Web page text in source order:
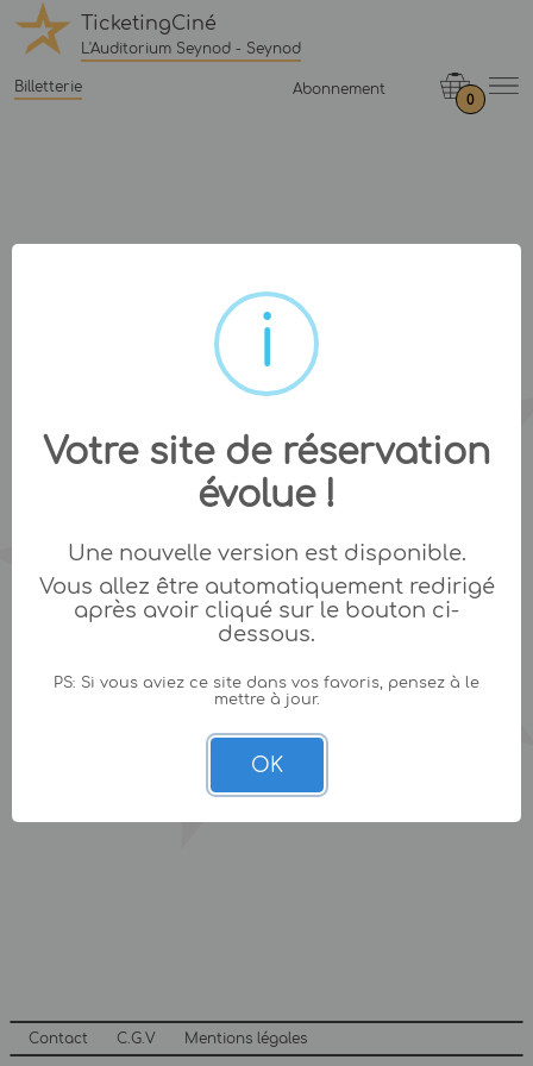
TicketingCiné
L'Auditorium Seynod - Seynod
Billetterie Abonnement
0
Contact C.G.V Mentions légales
Votre site de réservation
évolue !
Une nouvelle version est disponible.
Vous allez être automatiquement redirigé
après avoir cliqué sur le bouton ci-
dessous.
PS: Si vous aviez ce site dans vos favoris, pensez à le
mettre à jour.
OK